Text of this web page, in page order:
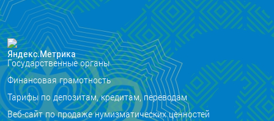
Государственные органы
Финансовая грамотность
Тарифы по депозитам, кредитам, переводам
Веб-сайт по продаже нумизматических ценностей